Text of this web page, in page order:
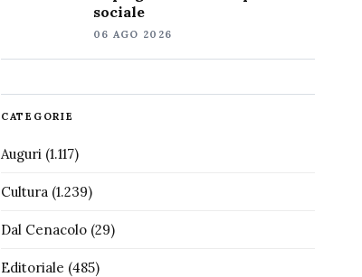
sociale
06 AGO 2026
CATEGORIE
Auguri(1.117)
Cultura(1.239)
Dal Cenacolo(29)
Editoriale (485)